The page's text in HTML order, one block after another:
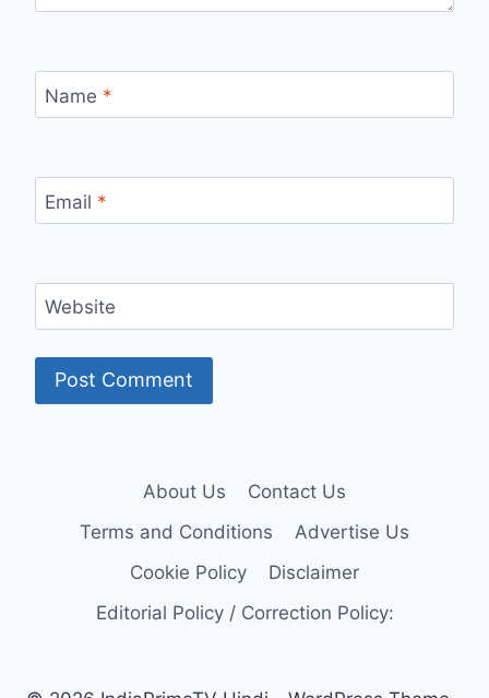
Name *
Email *
Website
About Us
Contact Us
Terms and Conditions
Advertise Us
Cookie Policy
Disclaimer
Editorial Policy / Correction Policy: